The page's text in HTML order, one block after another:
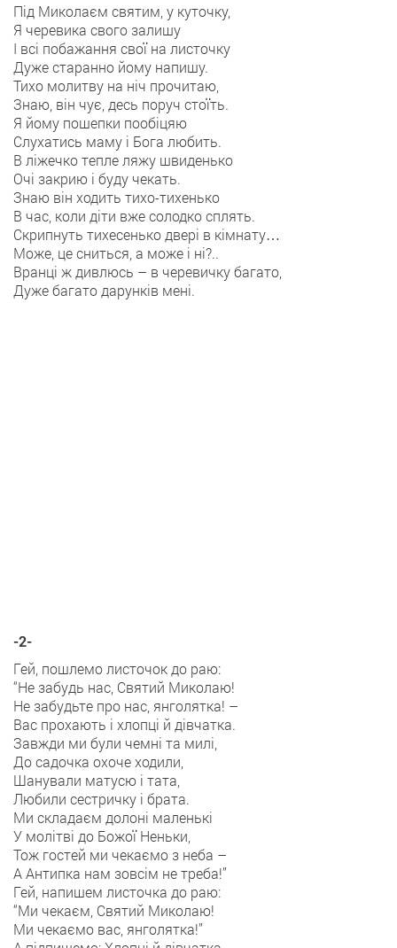
Під Миколаєм святим, у куточку,
Я черевика свого залишу
І всі побажання свої на листочку
Дуже старанно йому напишу.
Тихо молитву на ніч прочитаю,
Знаю, він чує, десь поруч стоїть.
Я йому пошепки пообіцяю
Слухатись маму і Бога любить.
В ліжечко тепле ляжу швиденько
Очі закрию і буду чекать.
Знаю він ходить тихо-тихенько
В час, коли діти вже солодко сплять.
Скрипнуть тихесенько двері в кімнату…
Може, це сниться, а може і ні?..
Вранці ж дивлюсь – в черевичку багато,
Дуже багато дарунків мені.
-2-
Гей, пошлемо листочок до раю:
“Не забудь нас, Святий Миколаю!
Не забудьте про нас, янголятка! –
Вас прохають і хлопці й дівчатка.
Завжди ми були чемні та милі,
До садочка охоче ходили,
Шанували матусю і тата,
Любили сестричку і брата.
Ми складаєм долоні маленькі
У молітві до Божої Неньки,
Тож гостей ми чекаємо з неба –
А Антипка нам зовсім не треба!”
Гей, напишем листочка до раю:
“Ми чекаєм, Святий Миколаю!
Ми чекаємо вас, янголятка!”